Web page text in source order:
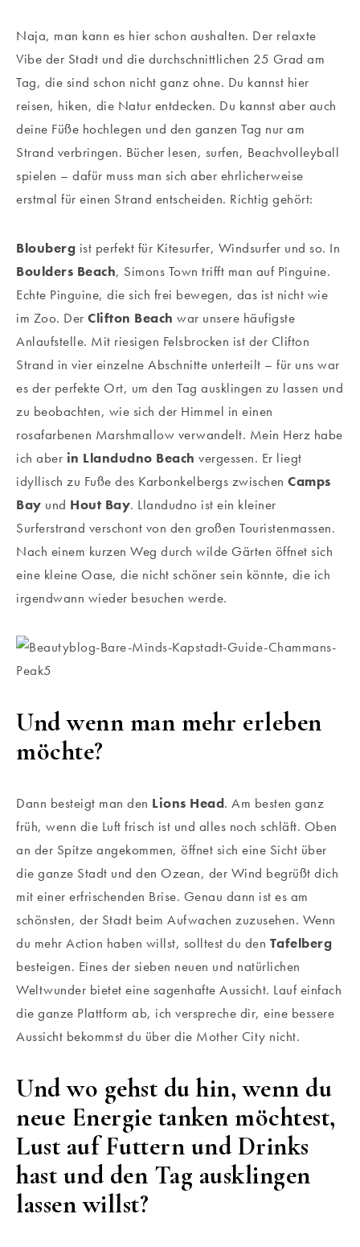
Naja, man kann es hier schon aushalten. Der relaxte
Vibe der Stadt und die durchschnittlichen 25 Grad am
Tag, die sind schon nicht ganz ohne. Du kannst hier
reisen, hiken, die Natur entdecken. Du kannst aber auch
deine Füße hochlegen und den ganzen Tag nur am
Strand verbringen. Bücher lesen, surfen, Beachvolleyball
spielen – dafür muss man sich aber ehrlicherweise
erstmal für einen Strand entscheiden. Richtig gehört:
Blouberg ist perfekt für Kitesurfer, Windsurfer und so. In
Boulders Beach, Simons Town trifft man auf Pinguine.
Echte Pinguine, die sich frei bewegen, das ist nicht wie
im Zoo. Der Clifton Beach war unsere häufigste
Anlaufstelle. Mit riesigen Felsbrocken ist der Clifton
Strand in vier einzelne Abschnitte unterteilt – für uns war
es der perfekte Ort, um den Tag ausklingen zu lassen und
zu beobachten, wie sich der Himmel in einen
rosafarbenen Marshmallow verwandelt. Mein Herz habe
ich aber in Llandudno Beach vergessen. Er liegt
idyllisch zu Fuße des Karbonkelbergs zwischen Camps
Bay und Hout Bay. Llandudno ist ein kleiner
Surferstrand verschont von den großen Touristenmassen.
Nach einem kurzen Weg durch wilde Gärten öffnet sich
eine kleine Oase, die nicht schöner sein könnte, die ich
irgendwann wieder besuchen werde.
Und wenn man mehr erleben
möchte?
Dann besteigt man den Lions Head. Am besten ganz
früh, wenn die Luft frisch ist und alles noch schläft. Oben
an der Spitze angekommen, öffnet sich eine Sicht über
die ganze Stadt und den Ozean, der Wind begrüßt dich
mit einer erfrischenden Brise. Genau dann ist es am
schönsten, der Stadt beim Aufwachen zuzusehen. Wenn
du mehr Action haben willst, solltest du den Tafelberg
besteigen. Eines der sieben neuen und natürlichen
Weltwunder bietet eine sagenhafte Aussicht. Lauf einfach
die ganze Plattform ab, ich verspreche dir, eine bessere
Aussicht bekommst du über die Mother City nicht.
Und wo gehst du hin, wenn du
neue Energie tanken möchtest,
Lust auf Futtern und Drinks
hast und den Tag ausklingen
lassen willst?